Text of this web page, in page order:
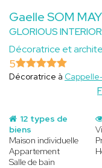
Gaelle SOM
GLORIOUS
Décoratrice et
5
Décoratrice à
12 types de
biens
Maison individuelle
Appartement
Salle de bain